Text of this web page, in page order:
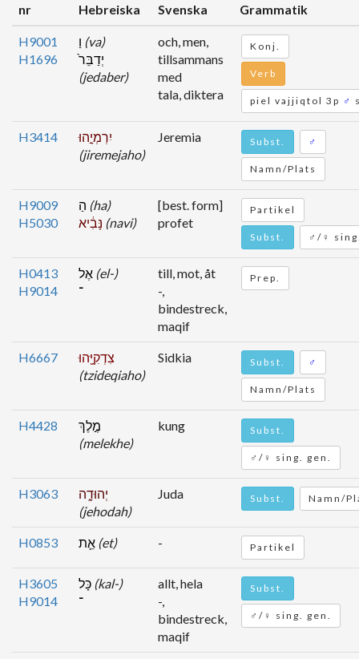
nr
Hebreiska Svenska Grammatik
H9001
H1696
(va)
יְדַבֵּר֙
(jedaber)
och, men,
tillsammans
med
tala, diktera
Konj.
Verb
piel vajjiqtol 3p ♂
H3414
יִרְמְיָ֣הוּ
(jiremejaho)
Jeremia Subst. ♂
Namn/Plats
H9009
H5030
(ha)
(navi)
[best. form]
profet
Partikel
Subst. ♂/♀
H0413
H9014
(el-)
־
till, mot, åt
-,
bindestreck,
maqif
Prep.
H6667
צִדְקִיָּ֖הוּ
(tzideqiaho)
Sidkia Subst. ♂
Namn/Plats
H4428
מֶ֣לֶךְ
(melekhe)
kung Subst.
♂/♀ sing. gen.
H3063
יְהוּדָ֑ה
(jehodah)
Juda Subst. Namn/
H0853 (et) - Partikel
H3605
H9014
(kal-)
־
allt, hela
-,
bindestreck,
maqif
Subst.
♂/♀ sing. gen.